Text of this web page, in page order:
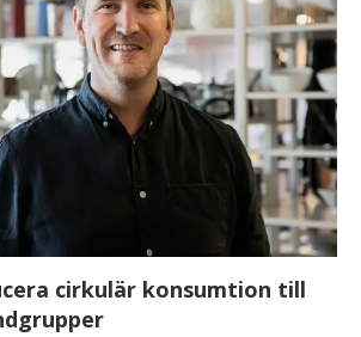
cirkulär konsumtion till